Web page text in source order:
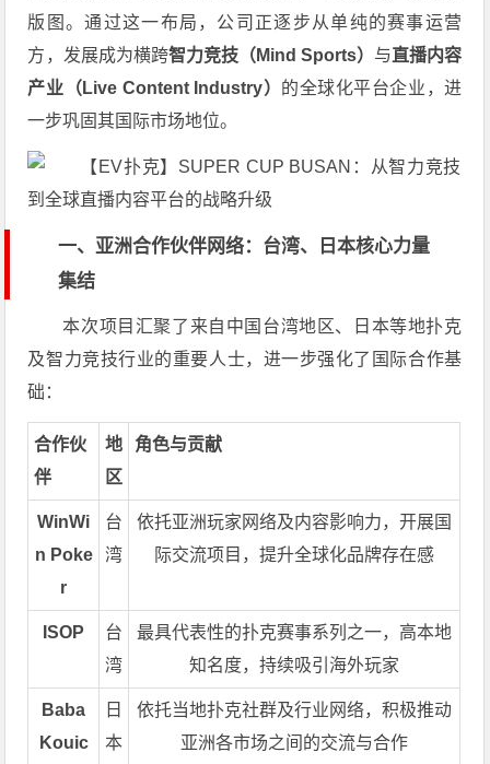
版图。通过这一布局，公司正逐步从单纯的赛事运营
方，发展成为横跨智力竞技（Mind Sports） 与直播内容
产业（Live Content Industry） 的全球化平台企业，进
一步巩固其国际市场地位。
一、亚洲合作伙伴网络：台湾、日本核心力量
集结
本次项目汇聚了来自中国台湾地区、日本等地扑克
及智力竞技行业的重要人士，进一步强化了国际合作基
础：
合作伙
伴
地
区
角色与贡献
WinWi
n Poke
r
台
湾
依托亚洲玩家网络及内容影响力，开展国
际交流项目，提升全球化品牌存在感
ISOP
台
湾
最具代表性的扑克赛事系列之一，高本地
知名度，持续吸引海外玩家
Baba
Kouic
日
本
依托当地扑克社群及行业网络，积极推动
亚洲各市场之间的交流与合作